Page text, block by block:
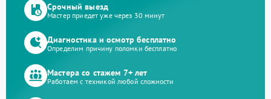
Срочный выезд
Мастер приедет уже через 30 минут
Диагностика и осмотр бесплатно
Определим причину поломки бесплатно
Мастера со стажем 7+ лет
Работаем с техникой любой сложности